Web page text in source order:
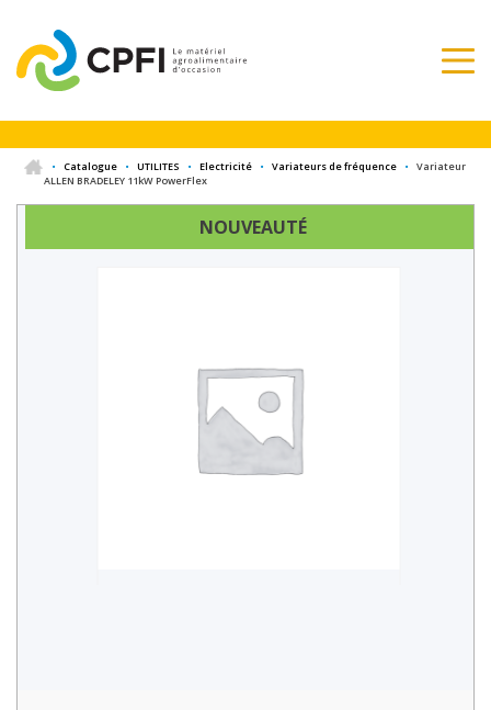
• Catalogue • UTILITES • Electricité • Variateurs de fréquence •
Variateur
ALLEN BRADELEY 11kW PowerFlex
NOUVEAUTÉ